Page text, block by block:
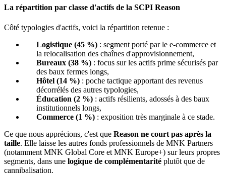
La répartition par classe d'actifs de la SCPI Reason
Côté typologies d'actifs, voici la répartition retenue :
Logistique (45 %) : segment porté par le e-commerce et
la relocalisation des chaînes d'approvisionnement,
Bureaux (38 %) : focus sur les actifs prime sécurisés par
des baux fermes longs,
Hôtel (14 %) : poche tactique apportant des revenus
décorrélés des autres typologies,
Éducation (2 %) : actifs résilients, adossés à des baux
institutionnels longs,
Commerce (1 %) : exposition très marginale à ce stade.
Ce que nous apprécions, c'est que Reason ne court pas après la
taille. Elle laisse les autres fonds professionnels de MNK Partners
(notamment MNK Global Core et MNK Europe+) sur leurs propres
segments, dans une logique de complémentarité plutôt que de
cannibalisation.